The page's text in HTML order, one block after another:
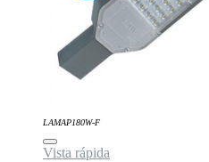
LAMAP180W-F
Vista rápida